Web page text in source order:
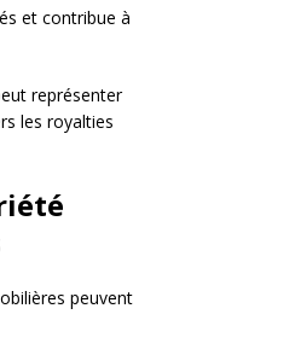
et contribue à
représenter
les royalties
peuvent